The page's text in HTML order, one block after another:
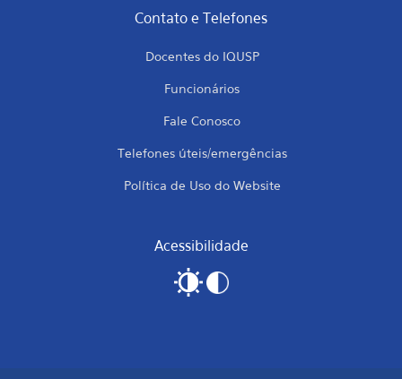
Contato e Telefones
Docentes do IQUSP
Funcionários
Fale Conosco
Telefones úteis/emergências
Política de Uso do Website
Acessibilidade